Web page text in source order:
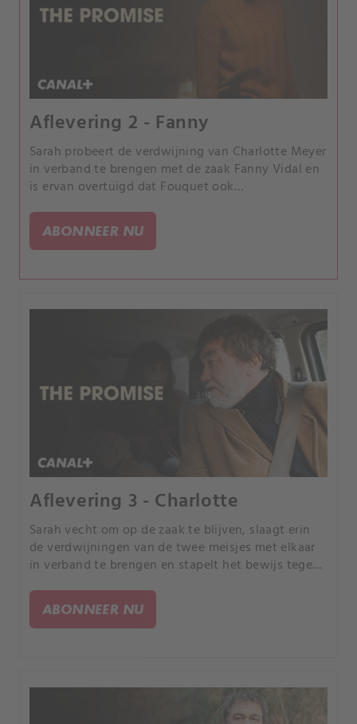
Aflevering 2 - Fanny
Sarah probeert de verdwijning van Charlotte Meyer
in verband te brengen met de zaak Fanny Vidal en
is ervan overtuigd dat Fouquet ook
nieuwe slachtoffer. Maar terwijl Sarah de
verdachte ondervraagt, laat hij haar een fout
gevaar komt.
ABONNEER NU
Aflevering 3 - Charlotte
Sarah vecht om op de zaak te blijven, slaagt erin
de verdwijningen van de twee meisjes met elkaar
in verband te brengen en stapelt het bewijs tegen
oude schoolvriendje Tony haar leven weer
binnensluipt, zich niet bewust van het feit dat hij
een verdachte is van de moord op Charlotte Meyer.
ABONNEER NU